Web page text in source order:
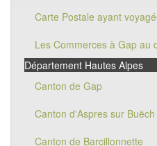
Carte Postale ayant
Les Commerces à Gap au
Département Hautes Alpes
Canton de Gap
Canton d'Aspres sur Buëch
Canton de Barcillonnette